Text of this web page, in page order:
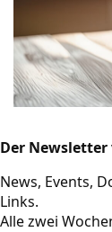
Design-
Der
News, Events,
Links.
Alle zwei